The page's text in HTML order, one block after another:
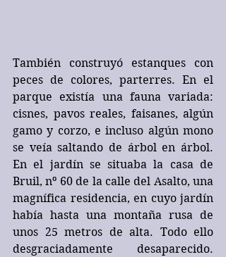
También construyó estanques con
peces de colores, parterres. En el
parque existía una fauna variada:
cisnes, pavos reales, faisanes, algún
gamo y corzo, e incluso algún mono
se veía saltando de árbol en árbol.
En el jardín se situaba la casa de
Bruil, nº 60 de la calle del Asalto, una
magnífica residencia, en cuyo jardín
había hasta una montaña rusa de
unos 25 metros de alta. Todo ello
desgraciadamente desaparecido.